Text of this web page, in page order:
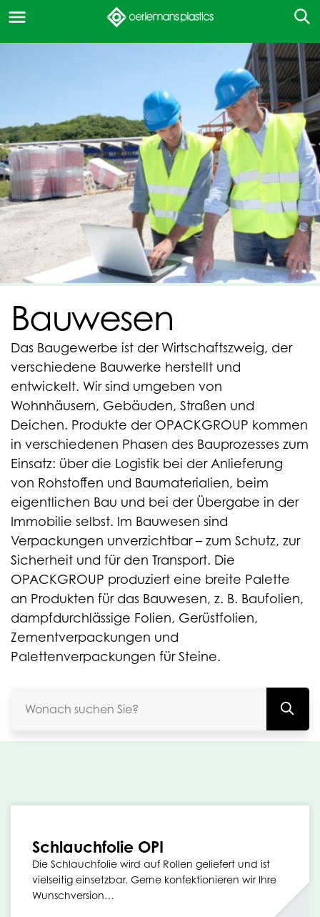
Bauwesen
Das Baugewerbe ist der Wirtschaftszweig, der
verschiedene Bauwerke herstellt und
entwickelt. Wir sind umgeben von
Wohnhäusern, Gebäuden, Straßen und
Deichen. Produkte der OPACKGROUP kommen
in verschiedenen Phasen des Bauprozesses zum
Einsatz: über die Logistik bei der Anlieferung
von Rohstoffen und Baumaterialien, beim
eigentlichen Bau und bei der Übergabe in der
Immobilie selbst. Im Bauwesen sind
Verpackungen unverzichtbar – zum Schutz, zur
Sicherheit und für den Transport. Die
OPACKGROUP produziert eine breite Palette
an Produkten für das Bauwesen, z. B. Baufolien,
dampfdurchlässige Folien, Gerüstfolien,
Zementverpackungen und
Palettenverpackungen für Steine.
Schlauchfolie OPI
Die Schlauchfolie wird auf Rollen geliefert und ist
vielseitig einsetzbar. Gerne konfektionieren wir Ihre
Wunschversion…